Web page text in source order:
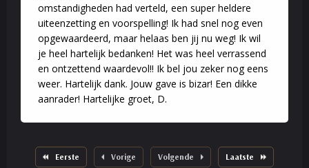
omstandigheden had verteld, een super heldere
uiteenzetting en voorspelling! Ik had snel nog even
opgewaardeerd, maar helaas ben jij nu weg! Ik wil
je heel hartelijk bedanken! Het was heel verrassend
en ontzettend waardevol!! Ik bel jou zeker nog eens
weer. Hartelijk dank. Jouw gave is bizar! Een dikke
aanrader! Hartelijke groet, D.
Eerste Vorige Volgende Laatste